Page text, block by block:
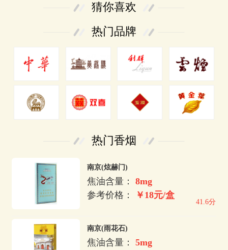
猜你喜欢
热门品牌
热门香烟
南京(炫赫门)
焦油含量：8mg
参考价格：
￥18元/盒
41.6分
南京(雨花石)
焦油含量：5mg